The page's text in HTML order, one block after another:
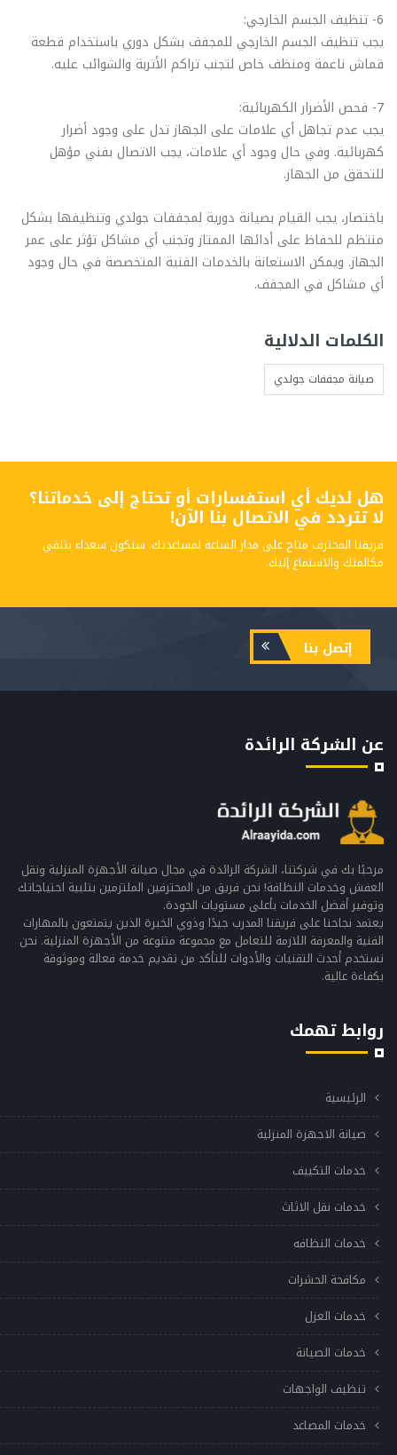
6- تنظيف الجسم الخارجي:
يجب تنظيف الجسم الخارجي للمجفف بشكل دوري باستخدام قطعة
قماش ناعمة ومنظف خاص لتجنب تراكم الأتربة والشوائب عليه.
7- فحص الأضرار الكهربائية:
يجب عدم تجاهل أي علامات على الجهاز تدل على وجود أضرار
كهربائية. وفي حال وجود أي علامات، يجب الاتصال بفني مؤهل
للتحقق من الجهاز.
باختصار، يجب القيام بصيانة دورية لمجففات جولدي وتنظيفها بشكل
منتظم للحفاظ على أدائها الممتاز وتجنب أي مشاكل تؤثر على عمر
الجهاز. ويمكن الاستعانة بالخدمات الفنية المتخصصة في حال وجود
أي مشاكل في المجفف.
الكلمات الدلالية
صيانة مجففات جولدي
هل لديك أي استفسارات أو تحتاج إلى خدماتنا؟
لا تتردد في الاتصال بنا الآن!
فريقنا المحترف متاح على مدار الساعة لمساعدتك. سنكون سعداء بتلقي
مكالمتك والاستماع إليك.
إتصل بنا
عن الشركة الرائدة
مرحبًا بك في شركتنا، الشركة الرائدة في مجال صيانة الأجهزة المنزلية ونقل
العفش وخدمات النظافة! نحن فريق من المحترفين الملتزمين بتلبية احتياجاتك
وتوفير أفضل الخدمات بأعلى مستويات الجودة.
يعتمد نجاحنا على فريقنا المدرب جيدًا وذوي الخبرة الذين يتمتعون بالمهارات
الفنية والمعرفة اللازمة للتعامل مع مجموعة متنوعة من الأجهزة المنزلية. نحن
نستخدم أحدث التقنيات والأدوات للتأكد من تقديم خدمة فعالة وموثوقة
بكفاءة عالية.
روابط تهمك
الرئيسية
صيانة الاجهزة المنزلية
خدمات التكييف
خدمات نقل الاثاث
خدمات النظافه
مكافحة الحشرات
خدمات العزل
خدمات الصيانة
تنظيف الواجهات
خدمات المصاعد